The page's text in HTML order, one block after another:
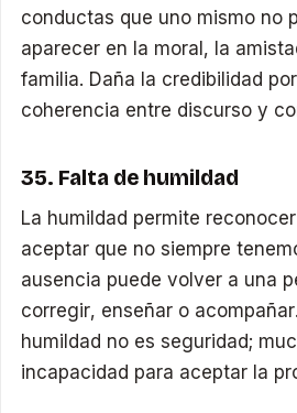
conductas que uno mismo no
aparecer en la moral, la
familia. Daña la credibilidad
coherencia entre discurso y
35. Falta de humildad
La humildad permite
aceptar que no siempre
ausencia puede volver a una
corregir, enseñar o
humildad no es seguridad;
incapacidad para aceptar la